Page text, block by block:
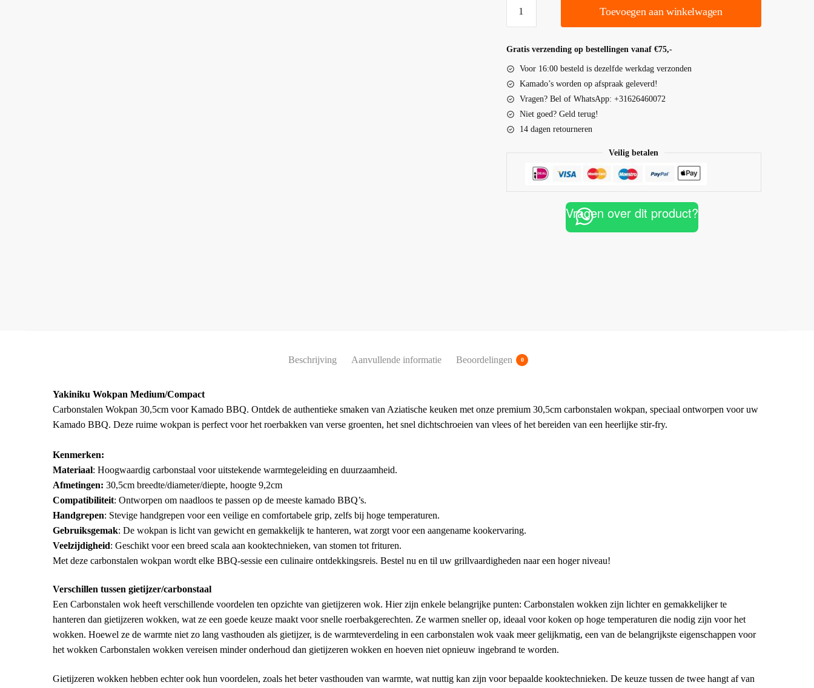
Toevoegen aan winkelwagen
Gratis verzending op bestellingen vanaf €75,-
Voor 16:00 besteld is dezelfde werkdag verzonden
Kamado’s worden op afspraak geleverd!
Vragen? Bel of WhatsApp: +31626460072
Niet goed? Geld terug!
14 dagen retourneren
Veilig betalen
Vragen over dit product?
Beschrijving Aanvullende informatie Beoordelingen 0
Yakiniku Wokpan Medium/Compact
Carbonstalen Wokpan 30,5cm voor Kamado BBQ. Ontdek de authentieke smaken van Aziatische keuken met onze premium 30,5cm carbonstalen wokpan, speciaal ontworpen voor uw
Kamado BBQ. Deze ruime wokpan is perfect voor het roerbakken van verse groenten, het snel dichtschroeien van vlees of het bereiden van een heerlijke stir-fry.
Kenmerken:
Materiaal: Hoogwaardig carbonstaal voor uitstekende warmtegeleiding en duurzaamheid.
Afmetingen:30,5cm breedte/diameter/diepte, hoogte 9,2cm
Compatibiliteit: Ontworpen om naadloos te passen op de meeste kamado BBQ’s.
Handgrepen: Stevige handgrepen voor een veilige en comfortabele grip, zelfs bij hoge temperaturen.
Gebruiksgemak: De wokpan is licht van gewicht en gemakkelijk te hanteren, wat zorgt voor een aangename kookervaring.
Veelzijdigheid: Geschikt voor een breed scala aan kooktechnieken, van stomen tot frituren.
Met deze carbonstalen wokpan wordt elke BBQ-sessie een culinaire ontdekkingsreis. Bestel nu en til uw grillvaardigheden naar een hoger niveau!
Verschillen tussen gietijzer/carbonstaal
Een Carbonstalen wok heeft verschillende voordelen ten opzichte van gietijzeren wok. Hier zijn enkele belangrijke punten: Carbonstalen wokken zijn lichter en gemakkelijker te
hanteren dan gietijzeren wokken, wat ze een goede keuze maakt voor snelle roerbakgerechten. Ze warmen sneller op, ideaal voor koken op hoge temperaturen die nodig zijn voor het
wokken. Hoewel ze de warmte niet zo lang vasthouden als gietijzer, is de warmteverdeling in een carbonstalen wok vaak meer gelijkmatig, een van de belangrijkste eigenschappen voor
het wokken Carbonstalen wokken vereisen minder onderhoud dan gietijzeren wokken en hoeven niet opnieuw ingebrand te worden.
Gietijzeren wokken hebben echter ook hun voordelen, zoals het beter vasthouden van warmte, wat nuttig kan zijn voor bepaalde kooktechnieken. De keuze tussen de twee hangt af van